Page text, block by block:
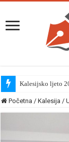
Kalesijsko ljeto
Početna / Kalesija /